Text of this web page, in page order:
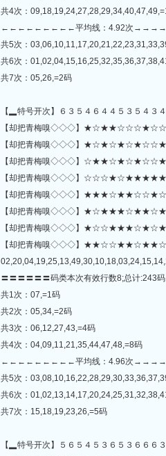
共4次：
←←←←←←←←←平均线：4.92次
共5次：
共6次：
共7次：05,26,=2码
【▂特号开次】６３５４６４４５３５４３
【却把青梅嗅◇◇◇】
【却把青梅嗅◇◇◇】
【却把青梅嗅◇◇◇】
【却把青梅嗅◇◇◇】
【却把青梅嗅◇◇◇】
【却把青梅嗅◇◇◇】
【却把青梅嗅◇◇◇】
【却把青梅嗅◇◇◇】
〓〓〓〓〓〓码类本次有效行数8;总计:243
共1次：07,=1码
共2次：05,34,=2码
共3次：06,12,27,43,=4码
共4次：04,09,11,21,35,44,47,48,=8码
←←←←←←←←←平均线：4.96次
共5次：
共6次：
共7次：15,18,19,23,26,=5码
【▂特号开次】５６５４５３６５３６６６